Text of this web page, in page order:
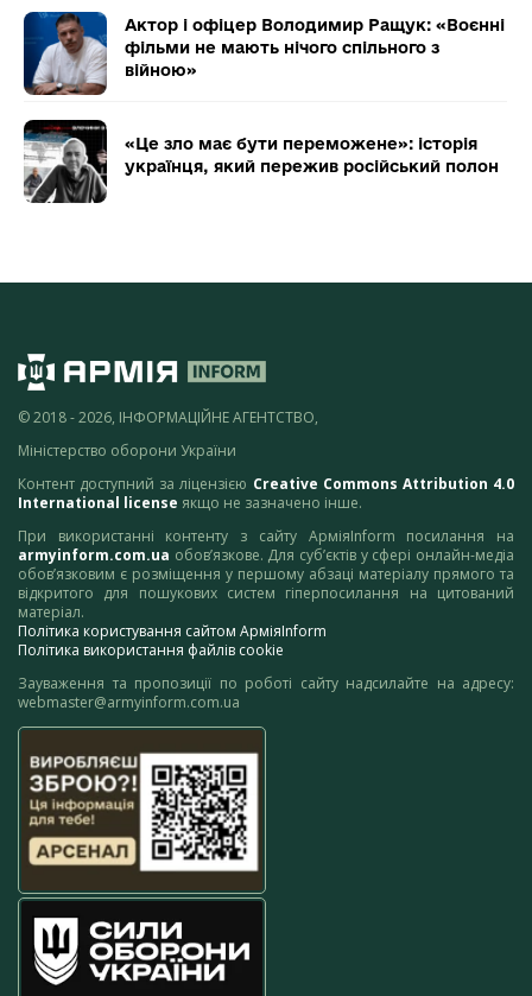
Актор і офіцер Володимир Ращук: «Воєнні
фільми не мають нічого спільного з
війною»
«Це зло має бути переможене»: історія
українця, який пережив російський полон
© 2018 - 2026, ІНФОРМАЦІЙНЕ АГЕНТСТВО,
Міністерство оборони України
Контент доступний за ліцензією Creative Commons Attribution 4.0
International license якщо не зазначено інше.
При використанні контенту з сайту АрміяInform посилання на
armyinform.com.ua обов’язкове. Для суб’єктів у сфері онлайн-медіа
обов’язковим є розміщення у першому абзаці матеріалу прямого та
відкритого для пошукових систем гіперпосилання на цитований
матеріал.
Політика користування сайтом АрміяInform
Політика використання файлів cookie
Зауваження та пропозиції по роботі сайту надсилайте на адресу:
webmaster@armyinform.com.ua